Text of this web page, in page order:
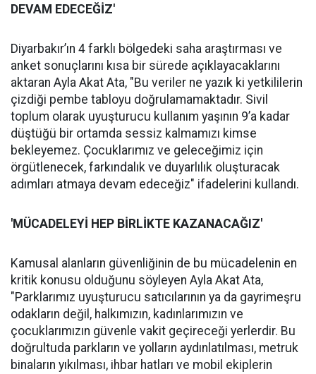
DEVAM EDECEĞİZ'
Diyarbakır’ın 4 farklı bölgedeki saha araştırması ve
anket sonuçlarını kısa bir sürede açıklayacaklarını
aktaran Ayla Akat Ata, "Bu veriler ne yazık ki yetkililerin
çizdiği pembe tabloyu doğrulamamaktadır. Sivil
toplum olarak uyuşturucu kullanım yaşının 9’a kadar
düştüğü bir ortamda sessiz kalmamızı kimse
bekleyemez. Çocuklarımız ve geleceğimiz için
örgütlenecek, farkındalık ve duyarlılık oluşturacak
adımları atmaya devam edeceğiz" ifadelerini kullandı.
'MÜCADELEYİ HEP BİRLİKTE KAZANACAĞIZ'
Kamusal alanların güvenliğinin de bu mücadelenin en
kritik konusu olduğunu söyleyen Ayla Akat Ata,
"Parklarımız uyuşturucu satıcılarının ya da gayrimeşru
odakların değil, halkımızın, kadınlarımızın ve
çocuklarımızın güvenle vakit geçireceği yerlerdir. Bu
doğrultuda parkların ve yolların aydınlatılması, metruk
binaların yıkılması, ihbar hatları ve mobil ekiplerin